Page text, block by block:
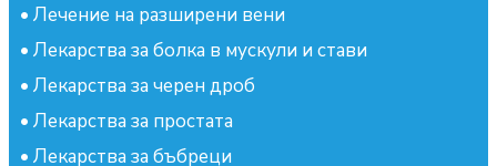
• Лечение на разширени вени
• Лекарства за болка в мускули и стави
• Лекарства за черен дроб
• Лекарства за простата
• Лекарства за бъбреци